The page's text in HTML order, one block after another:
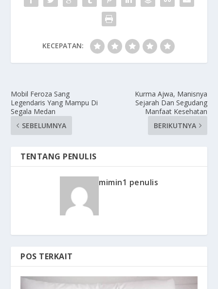
KECEPATAN:
Mobil Feroza Sang
Legendaris Yang Mampu Di
Segala Medan
SEBELUMNYA
Kurma Ajwa, Manisnya
Sejarah Dan Segudang
Manfaat Kesehatan
BERIKUTNYA
TENTANG PENULIS
mimin1 penulis
POS TERKAIT